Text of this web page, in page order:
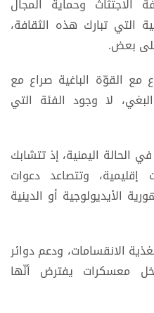
الاجتثاث وحماية المجال
التي تبارك هذه الثقافة،
بعض.
مع القوّة الباغية صراع مع
لا وجود الفئة التي
الحالة اليمنية، إذ تتشابك
إقليمية، وتتصاعد دعوات
الأيديولوجية أو الدينية
الانقسامات، ودعم دوائر
معسكرات يفترض أنّها